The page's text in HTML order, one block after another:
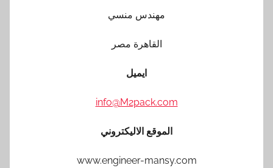
مهندس منسي
القاهرة مصر
ايميل
info@M2pack.com
الموقع الاليكتروني
www.engineer-mansy.com